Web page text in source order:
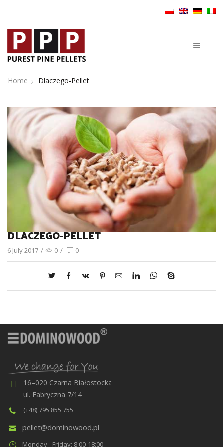
Home Dlaczego-Pellet
DLACZEGO-PELLET
6 July 2017 / 0 / 0
16–020 Czarna Białostocka
ul. Fabryczna 7/14
(+48) 795 855 755
pellet@dominowood.pl
Monday - Friday: 8:00-18:00